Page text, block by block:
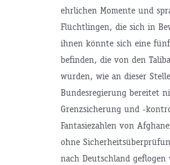
ehrlichen Momente und
Flüchtlingen, die sich in
ihnen könnte sich eine
befinden, die von den
wurden, wie an dieser
Bundesregierung bereitet
Grenzsicherung und -
Fantasiezahlen von
ohne
nach Deutschland